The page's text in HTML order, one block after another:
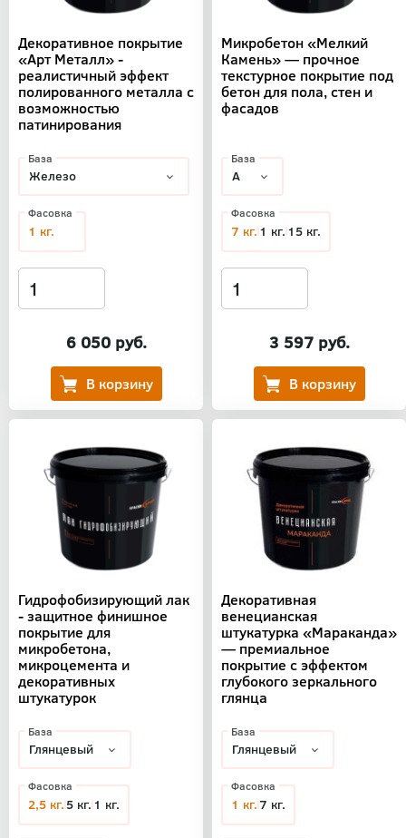
Декоративное покрытие
«Арт Металл» -
реалистичный эффект
полированного металла с
возможностью
патинирования
6 050 руб.
База
Фасовка
1 кг.
Микробетон «Мелкий
Камень» — прочное
текстурное покрытие под
бетон для пола, стен и
фасадов
3 597 руб.
База
Фасовка
7 кг. 1 кг. 15 кг.
Гидрофобизирующий лак
- защитное финишное
покрытие для
микробетона,
микроцемента и
декоративных
штукатурок
База
Фасовка
2,5 кг.5 кг. 1 кг.
Декоративная
венецианская
штукатурка «Мараканда»
— премиальное
покрытие с эффектом
глубокого зеркального
глянца
База
Фасовка
1 кг.7 кг.